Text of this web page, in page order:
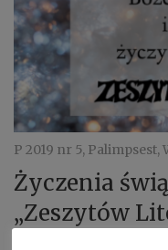
P 2019 nr 5, Palimpsest,
Życzenia
„Zeszytów